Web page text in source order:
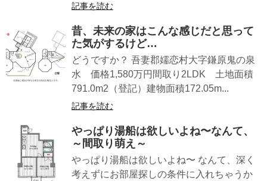
記事を読む
昔、未来の家はこんな感じだと思って
た気がするけど…
どうですか？ 吾妻郡嬬恋村大字鎌原鬼の泉
水 価格1,580万円間取り2LDK 土地面積
791.0m2（登記）建物面積172.05m...
記事を読む
やっぱり湯船は欲しいよね〜なんて、
～間取り萌え～
やっぱり湯船は欲しいよね〜 なんて、深く
考えずにお部屋探しの条件に入れちゃうか